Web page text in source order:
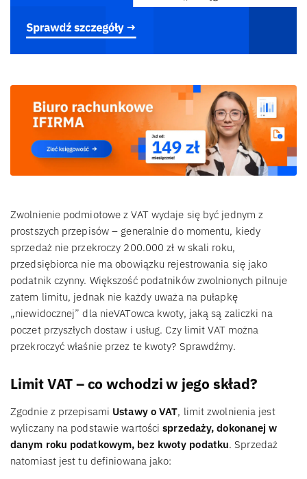
Zwolnienie podmiotowe z VAT wydaje się być jednym z
prostszych przepisów – generalnie do momentu, kiedy
sprzedaż nie przekroczy 200.000 zł w skali roku,
przedsiębiorca nie ma obowiązku rejestrowania się jako
podatnik czynny. Większość podatników zwolnionych pilnuje
zatem limitu, jednak nie każdy uważa na pułapkę
„niewidocznej” dla nieVATowca kwoty, jaką są zaliczki na
poczet przyszłych dostaw i usług. Czy limit VAT można
przekroczyć właśnie przez te kwoty? Sprawdźmy.
Limit VAT – co wchodzi w jego skład?
Zgodnie z przepisami Ustawy o VAT, limit zwolnienia jest
wyliczany na podstawie wartościsprzedaży, dokonanej w
danym roku podatkowym, bez kwoty podatku. Sprzedaż
natomiast jest tu definiowana jako: